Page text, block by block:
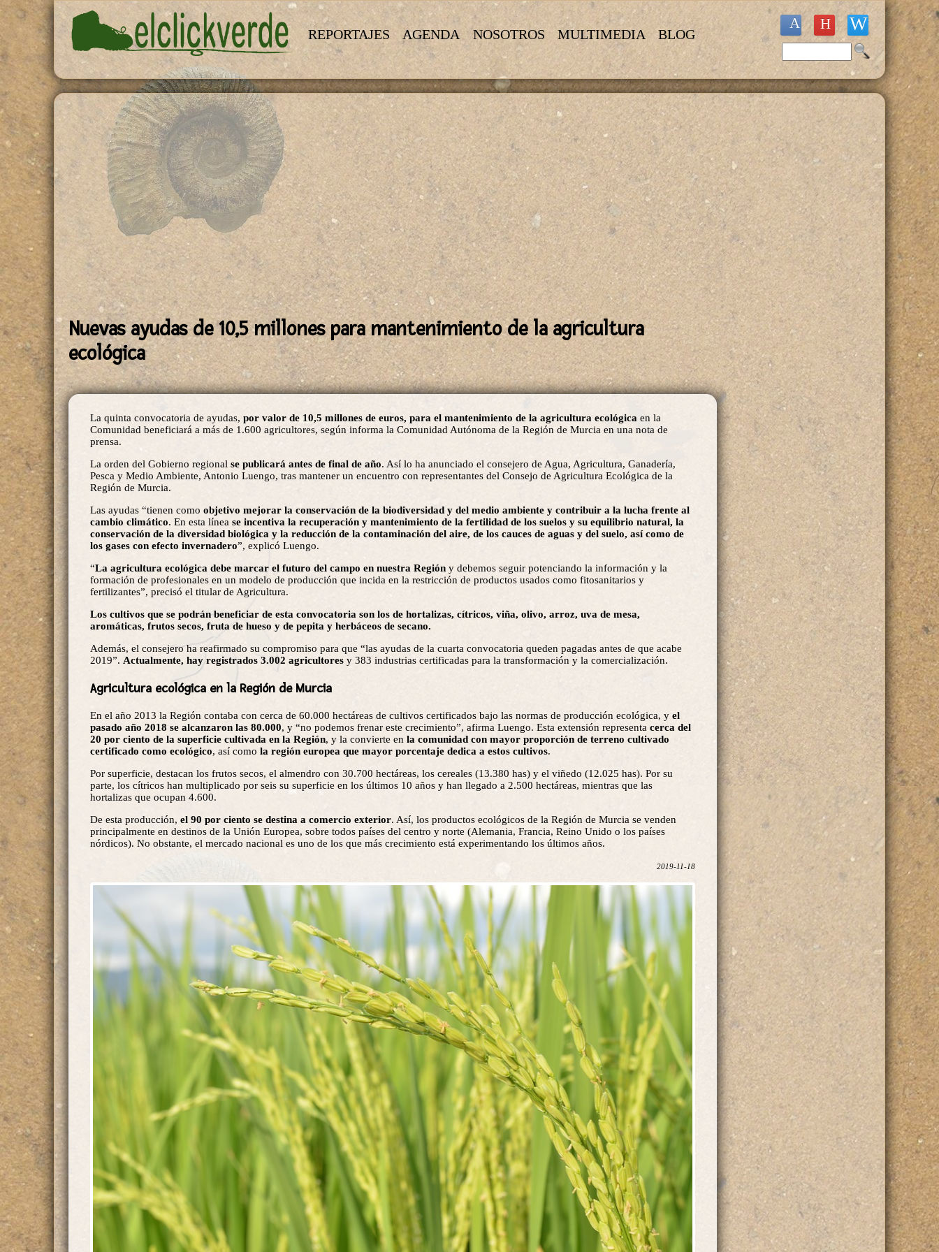
Pasar al contenido principal
REPORTAJES AGENDA NOSOTROS MULTIMEDIA BLOG
Formulario de búsqueda
Nuevas ayudas de 10,5 millones para mantenimiento de la agricultura
ecológica
La quinta convocatoria de ayudas, por valor de 10,5 millones de euros, para el mantenimiento de la agricultura ecológica en la
Comunidad beneficiará a más de 1.600 agricultores, según informa la Comunidad Autónoma de la Región de Murcia en una nota de
prensa.
La orden del Gobierno regional se publicará antes de final de año. Así lo ha anunciado el consejero de Agua, Agricultura, Ganadería,
Pesca y Medio Ambiente, Antonio Luengo, tras mantener un encuentro con representantes del Consejo de Agricultura Ecológica de la
Región de Murcia.
Las ayudas “tienen como objetivo mejorar la conservación de la biodiversidad y del medio ambiente y contribuir a la lucha frente al
cambio climático. En esta línea se incentiva la recuperación y mantenimiento de la fertilidad de los suelos y su equilibrio natural, la
conservación de la diversidad biológica y la reducción de la contaminación del aire, de los cauces de aguas y del suelo, así como de
los gases con efecto invernadero”, explicó Luengo.
“La agricultura ecológica debe marcar el futuro del campo en nuestra Región y debemos seguir potenciando la información y la
formación de profesionales en un modelo de producción que incida en la restricción de productos usados como fitosanitarios y
fertilizantes”, precisó el titular de Agricultura.
Los cultivos que se podrán beneficiar de esta convocatoria son los de hortalizas, cítricos, viña, olivo, arroz, uva de mesa,
aromáticas, frutos secos, fruta de hueso y de pepita y herbáceos de secano.
Además, el consejero ha reafirmado su compromiso para que “las ayudas de la cuarta convocatoria queden pagadas antes de que acabe
2019”. Actualmente, hay registrados 3.002 agricultores y 383 industrias certificadas para la transformación y la comercialización.
Agricultura ecológica en la Región de Murcia
En el año 2013 la Región contaba con cerca de 60.000 hectáreas de cultivos certificados bajo las normas de producción ecológica, y el
pasado año 2018 se alcanzaron las 80.000, y “no podemos frenar este crecimiento”, afirma Luengo. Esta extensión representa cerca del
20 por ciento de la superficie cultivada en la Región, y la convierte en la comunidad con mayor proporción de terreno cultivado
certificado como ecológico, así como la región europea que mayor porcentaje dedica a estos cultivos.
Por superficie, destacan los frutos secos, el almendro con 30.700 hectáreas, los cereales (13.380 has) y el viñedo (12.025 has). Por su
parte, los cítricos han multiplicado por seis su superficie en los últimos 10 años y han llegado a 2.500 hectáreas, mientras que las
hortalizas que ocupan 4.600.
De esta producción, el 90 por ciento se destina a comercio exterior. Así, los productos ecológicos de la Región de Murcia se venden
principalmente en destinos de la Unión Europea, sobre todos países del centro y norte (Alemania, Francia, Reino Unido o los países
nórdicos). No obstante, el mercado nacional es uno de los que más crecimiento está experimentando los últimos años.
2019-11-18